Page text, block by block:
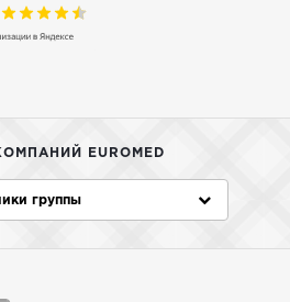
EUROMED
группы